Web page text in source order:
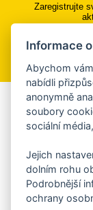
Zaregistrujte
Chcete
ankety,
Informace
Abychom
nabídli
anonymně
soubory
sociální
Jejich
dolním rohu
Podrobnější
ochrany